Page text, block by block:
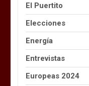
El Puertito
Elecciones
Energía
Entrevistas
Europeas 2024